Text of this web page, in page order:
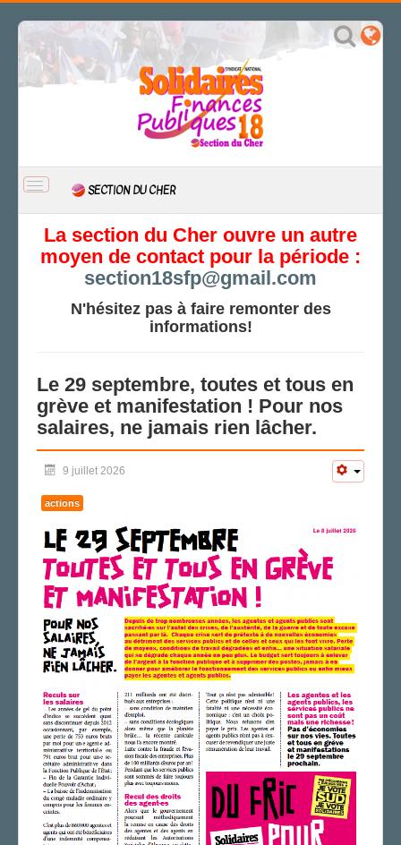
BASCULER
NAVIGATION
SECTION DU CHER
ACTUALITÉ
CSAL
CAP/Recours
LE BERRY DÉCHAÎNÉ
LA SECTION
La section du Cher ouvre un autre
moyen de contact pour la période :
section18sfp@gmail.com
N'hésitez pas à faire remonter des
informations!
Le 29 septembre, toutes et tous en
grève et manifestation ! Pour nos
salaires, ne jamais rien lâcher.
9 juillet 2026
actions